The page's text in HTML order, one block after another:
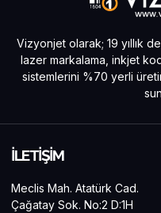
Vizyonjet olarak; 19 yıllık
lazer markalama, inkjet
sistemlerini %70 yerli
İLETİŞİM
Meclis Mah. Atatürk Cad.
Çağatay Sok. No:2 D:1H